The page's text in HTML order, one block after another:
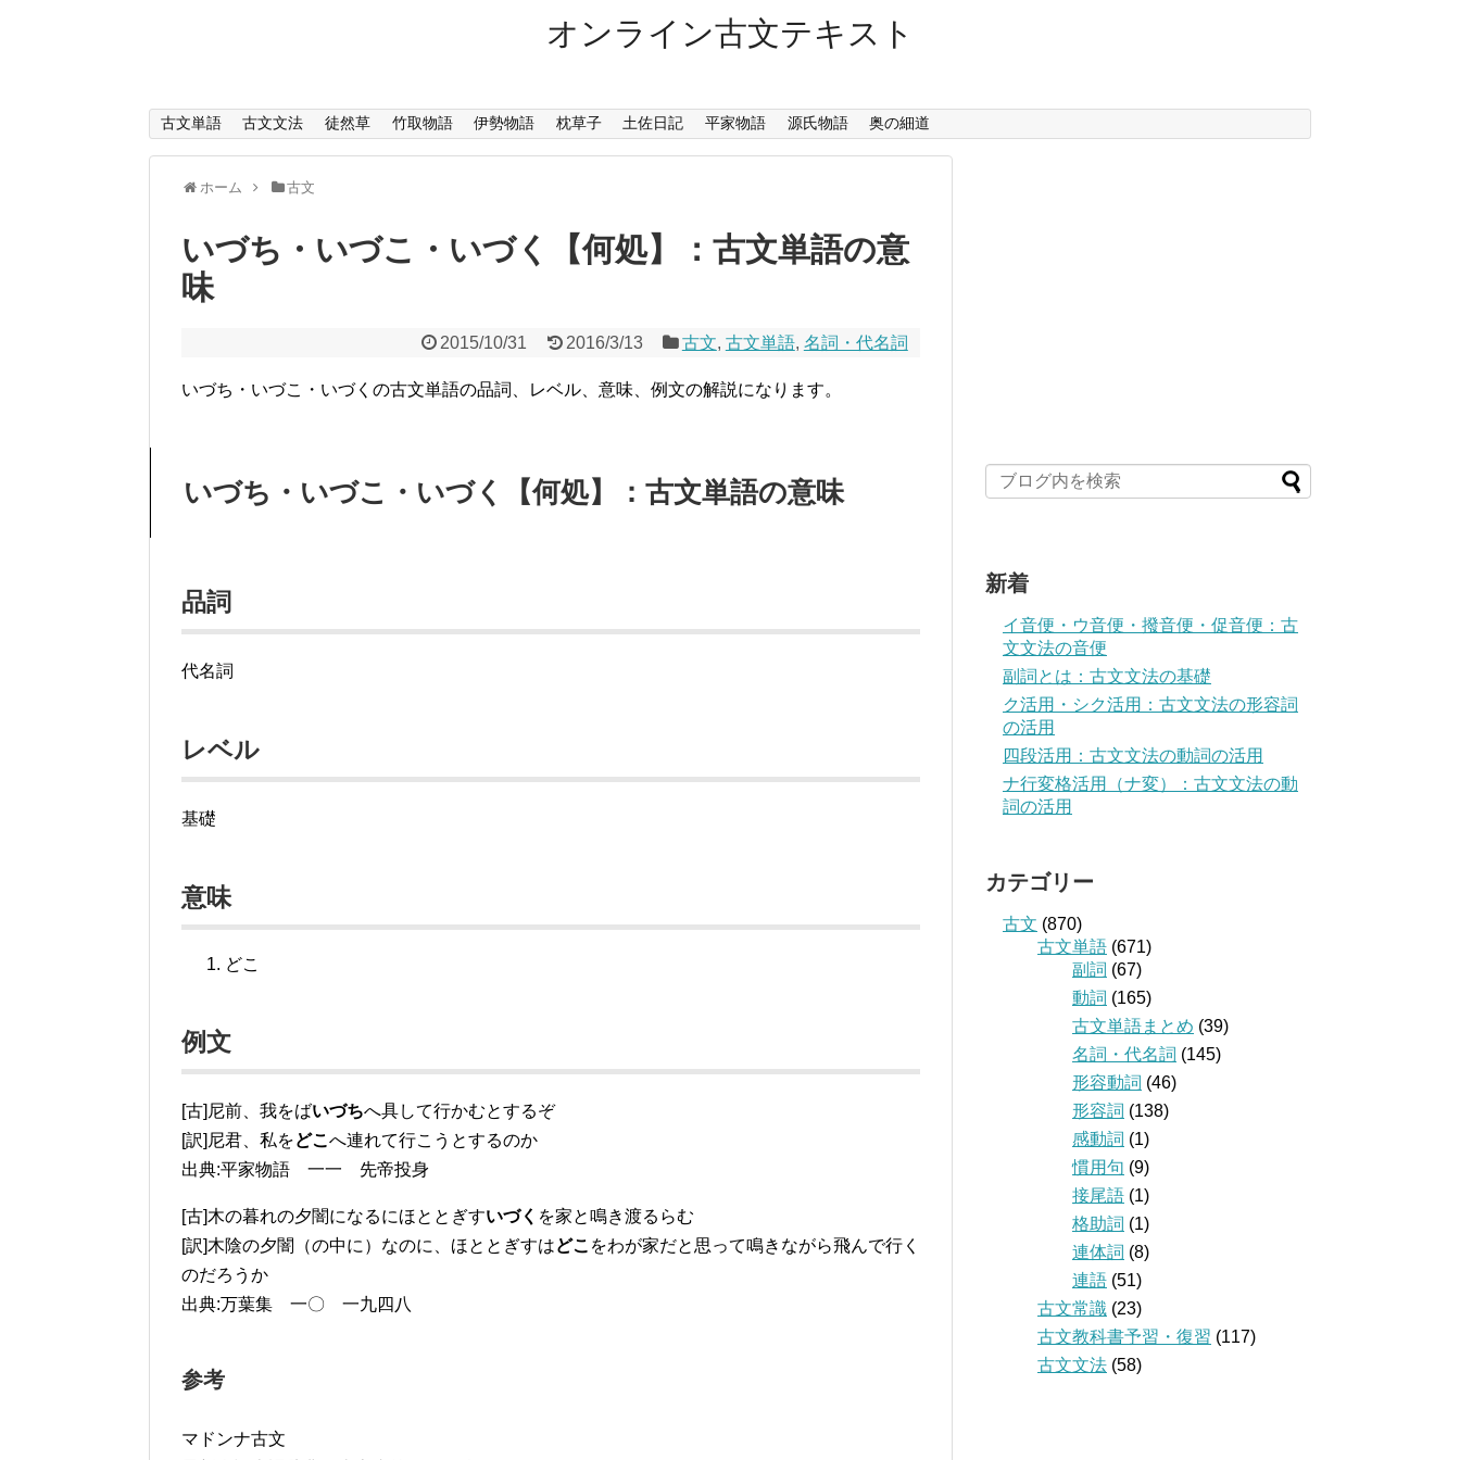
オンライン古文テキスト
古文単語 古文文法 徒然草 竹取物語 伊勢物語 枕草子 土佐日記 平家物語 源氏物語 奥の細道
ホーム 古文
いづち・いづこ・いづく【何処】：古文単語の意
味
2015/10/31 2016/3/13 古文, 古文単語, 名詞・代名詞
いづち・いづこ・いづくの古文単語の品詞、レベル、意味、例文の解説になります。
いづち・いづこ・いづく【何処】：古文単語の意味
品詞
代名詞
レベル
基礎
意味
どこ
例文
[古]尼前、我をばいづちへ具して行かむとするぞ
[訳]尼君、私をどこ へ連れて行こうとするのか
出典:平家物語 一一 先帝投身
[古]木の暮れの夕闇になるにほととぎすいづく を家と鳴き渡るらむ
[訳]木陰の夕闇（の中に）なのに、ほととぎすはどこ をわが家だと思って鳴きながら飛んで行く
のだろうか
出典:万葉集 一〇 一九四八
参考
マドンナ古文
新着
イ音便・ウ音便・撥音便・促音便：古
文文法の音便
副詞とは：古文文法の基礎
ク活用・シク活用：古文文法の形容詞
の活用
四段活用：古文文法の動詞の活用
ナ行変格活用（ナ変）：古文文法の動
詞の活用
カテゴリー
古文 (870)
古文単語 (671)
副詞 (67)
動詞 (165)
古文単語まとめ (39)
名詞・代名詞 (145)
形容動詞 (46)
形容詞 (138)
感動詞 (1)
慣用句 (9)
接尾語 (1)
格助詞 (1)
連体詞 (8)
連語 (51)
古文常識 (23)
古文教科書予習・復習 (117)
古文文法 (58)